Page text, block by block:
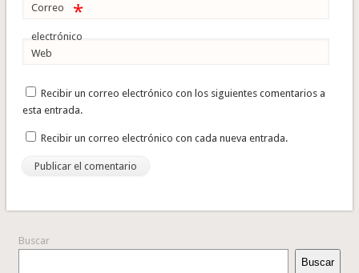
Correo
electrónico
*
Web
Recibir un correo electrónico con los siguientes comentarios a
esta entrada.
Recibir un correo electrónico con cada nueva entrada.
Buscar
Buscar